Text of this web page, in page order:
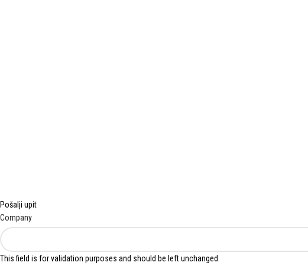
Pošalji upit
Company
This field is for validation purposes and should be left unchanged.